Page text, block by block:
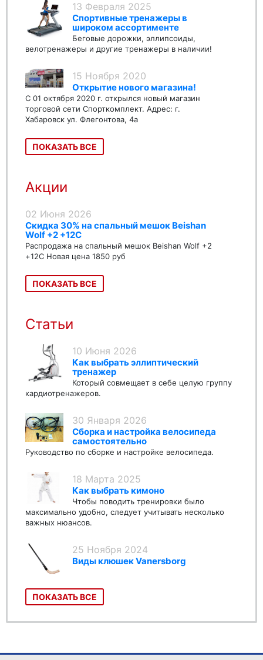
13 Февраля 2025
Спортивные тренажеры в
широком ассортименте
Беговые дорожки, эллипсоиды,
велотренажеры и другие тренажеры в наличии!
15 Ноября 2020
Открытие нового магазина!
С 01 октября 2020 г. открылся новый магазин
торговой сети Спорткомплект. Адрес: г.
Хабаровск ул. Флегонтова, 4а
ПОКАЗАТЬ ВСЕ
Акции
02 Июня 2026
Скидка 30% на спальный мешок Beishan
Wolf +2 +12C
Распродажа на спальный мешок Beishan Wolf +2
+12C Новая цена 1850 руб
ПОКАЗАТЬ ВСЕ
Статьи
10 Июня 2026
Как выбрать эллиптический
тренажер
Который совмещает в себе целую группу
кардиотренажеров.
30 Января 2026
Сборка и настройка велосипеда
самостоятельно
Руководство по сборке и настройке велосипеда.
18 Марта 2025
Как выбрать кимоно
Чтобы поводить тренировки было
максимально удобно, следует учитывать несколько
важных нюансов.
25 Ноября 2024
Виды клюшек Vanersborg
ПОКАЗАТЬ ВСЕ